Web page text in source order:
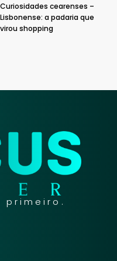
Curiosidades cearenses –
Lisbonense: a padaria que
virou shopping
primeiro.